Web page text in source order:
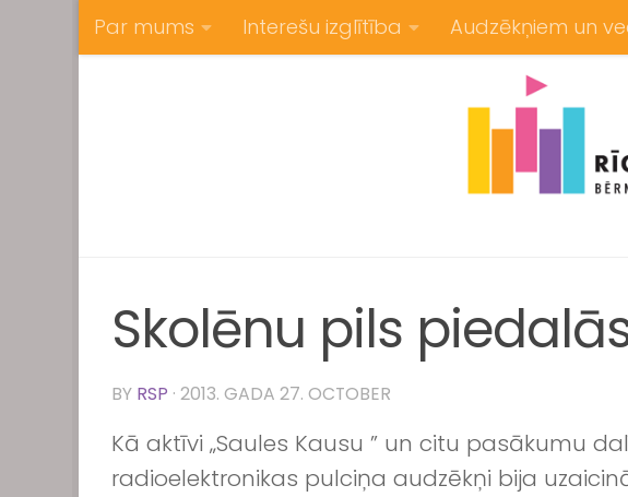
Skip to content
Par mums Interešu izglītība Audzēkņiem un
Skolēnu pils
BY RSP · 2013. GADA 27. OCTOBER
Kā aktīvi „Saules Kausu ” un citu pasākumu
radioelektronikas pulciņa audzēkņi bija